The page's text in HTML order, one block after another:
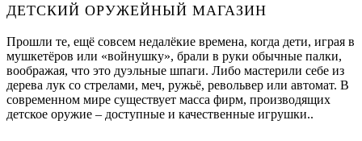
ДЕТСКИЙ ОРУЖЕЙНЫЙ МАГАЗИН
Прошли те, ещё совсем недалёкие времена, когда дети, играя в
мушкетёров или «войнушку», брали в руки обычные палки,
воображая, что это дуэльные шпаги. Либо мастерили себе из
дерева лук со стрелами, меч, ружьё, револьвер или автомат. В
современном мире существует масса фирм, производящих
детское оружие – доступные и качественные игрушки..